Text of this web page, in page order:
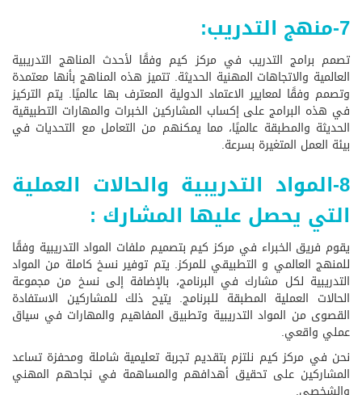
7-منهج التدريب:
تصمم برامج التدريب في مركز كيم وفقًا لأحدث المناهج التدريبية
العالمية والاتجاهات المهنية الحديثة. تتميز هذه المناهج بأنها معتمدة
وتصمم وفقًا لمعايير الاعتماد الدولية المعترف بها عالميًا. يتم التركيز
في هذه البرامج على إكساب المشاركين الخبرات والمهارات التطبيقية
الحديثة والمطبقة عالميًا، مما يمكنهم من التعامل مع التحديات في
بيئة العمل المتغيرة بسرعة.
8-المواد التدريبية والحالات العملية
التي يحصل عليها المشارك :
يقوم فريق الخبراء في مركز كيم بتصميم ملفات المواد التدريبية وفقًا
للمنهج العالمي و التطبيقي للمركز. يتم توفير نسخ كاملة من المواد
التدريبية لكل مشارك في البرنامج، بالإضافة إلى نسخ من مجموعة
الحالات العملية المطبقة للبرنامج. يتيح ذلك للمشاركين الاستفادة
القصوى من المواد التدريبية وتطبيق المفاهيم والمهارات في سياق
عملي واقعي.
نحن في مركز كيم نلتزم بتقديم تجربة تعليمية شاملة ومحفزة تساعد
المشاركين على تحقيق أهدافهم والمساهمة في نجاحهم المهني